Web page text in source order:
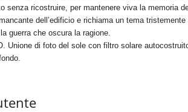
senza ricostruire, per mantenere viva la memoria
dell’edificio e richiama un tema tristemente
guerra che oscura la ragione.
Unione di foto del sole con filtro solare